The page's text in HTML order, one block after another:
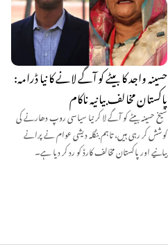
حسینہ واجد کا بیٹے کو آگے لانے کا نیا ڈرامہ:
پاکستان مخالف بیانیہ ناکام
شیخ حسینہ بیٹے کو آگے لا کر نیا سیاسی روپ دھارنے کی
کوشش کر رہی ہیں، تاہم بنگلہ دیشی عوام نے پرانے
بیانیے اور پاکستان مخالف کارڈ کو رد کر دیا ہے۔